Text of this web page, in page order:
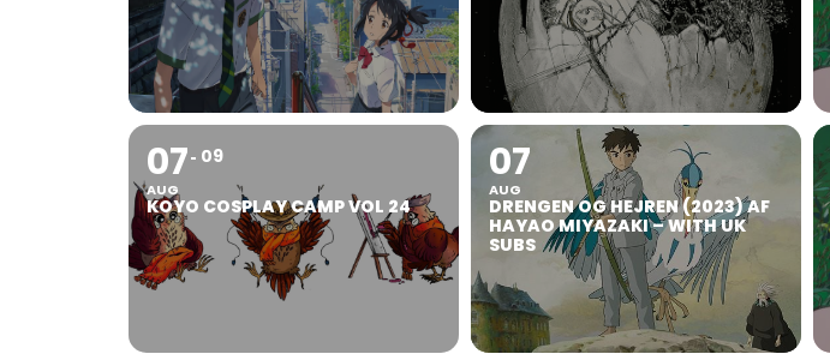
07
AUG
09
KOYO COSPLAY CAMP VOL 24
07
AUG
DRENGEN OG HEJREN (2023) AF
HAYAO MIYAZAKI – WITH UK
SUBS